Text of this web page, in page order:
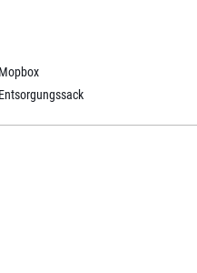
Mopbox
Entsorgungssack